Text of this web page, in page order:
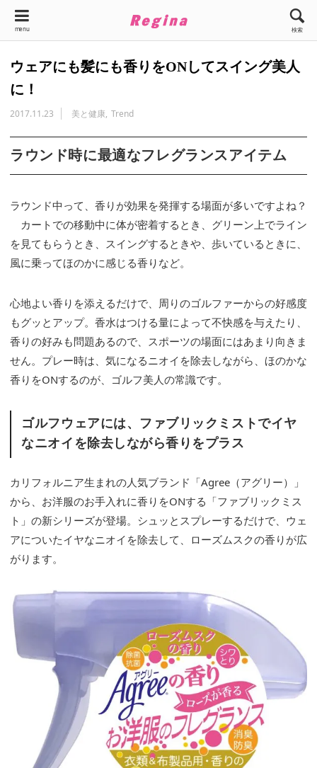
menu 検索
ウェアにも髪にも香りをONしてスイング美人
に！
2017.11.23 美と健康 Trend
ラウンド時に最適なフレグランスアイテム
ラウンド中って、香りが効果を発揮する場面が多いですよね？
カートでの移動中に体が密着するとき、グリーン上でライン
を見てもらうとき、スイングするときや、歩いているときに、
風に乗ってほのかに感じる香りなど。
心地よい香りを添えるだけで、周りのゴルファーからの好感度
もグッとアップ。香水はつける量によって不快感を与えたり、
香りの好みも問題あるので、スポーツの場面にはあまり向きま
せん。プレー時は、気になるニオイを除去しながら、ほのかな
香りをONするのが、ゴルフ美人の常識です。
ゴルフウェアには、ファブリックミストでイヤ
なニオイを除去しながら香りをプラス
カリフォルニア生まれの人気ブランド「Agree（アグリー）」
から、お洋服のお手入れに香りをONする「ファブリックミス
ト」の新シリーズが登場。シュッとスプレーするだけで、ウェ
アについたイヤなニオイを除去して、ローズムスクの香りが広
がります。